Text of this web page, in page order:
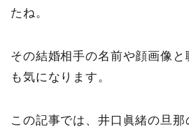
たね。
その結婚相手の名前や顔画像
も気になります。
この記事では、井口眞緒の旦